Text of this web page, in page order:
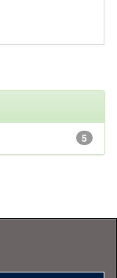
5